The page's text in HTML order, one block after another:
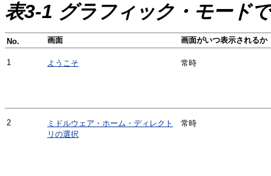
表3-1 グラフィック・モード
No. 画面 画面がいつ表示されるか
1 ようこそ 常時
2
ミドルウェア・ホーム・ディレクト
リの選択
常時